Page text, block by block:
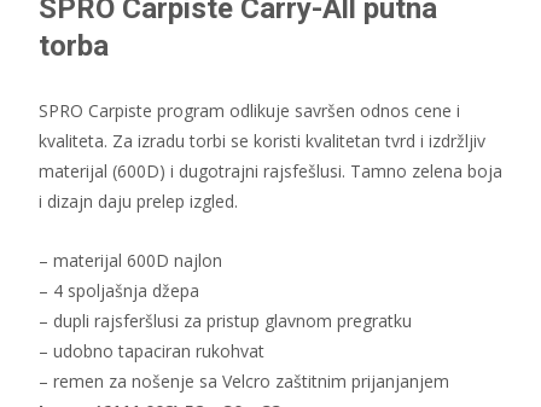
до
SPRO Carpiste Carry-All putna
torba
SPRO Carpiste program odlikuje savršen odnos cene i
kvaliteta. Za izradu torbi se koristi kvalitetan tvrd i izdržljiv
materijal (600D) i dugotrajni rajsfešlusi. Tamno zelena boja
i dizajn daju prelep izgled.
– materijal 600D najlon
– 4 spoljašnja džepa
– dupli rajsferšlusi za pristup glavnom pregratku
– udobno tapaciran rukohvat
– remen za nošenje sa Velcro zaštitnim prijanjanjem